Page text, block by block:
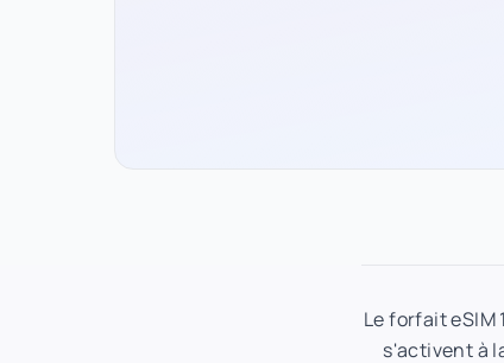
Le forfait eSIM
s'activent à